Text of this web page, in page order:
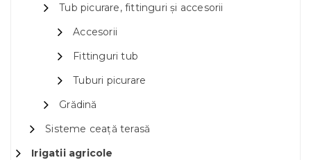
Tub picurare, fittinguri și accesorii
Accesorii
Fittinguri tub
Tuburi picurare
Grădină
Sisteme ceață terasă
Irigatii agricole